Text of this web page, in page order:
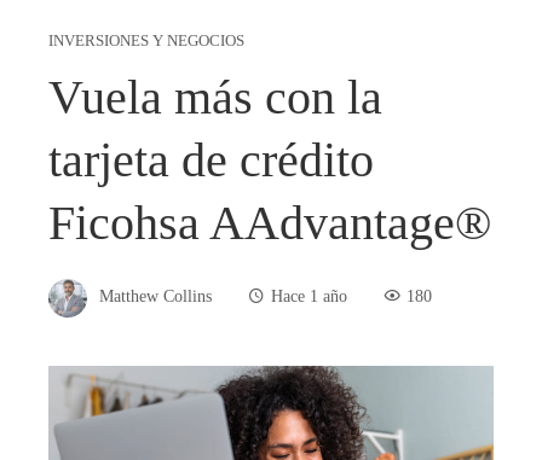
INVERSIONES Y NEGOCIOS
Vuela más con la
tarjeta de crédito
Ficohsa AAdvantage®
Matthew Collins Hace 1 año 180